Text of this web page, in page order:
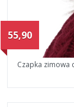
55,90
Czapka zimowa